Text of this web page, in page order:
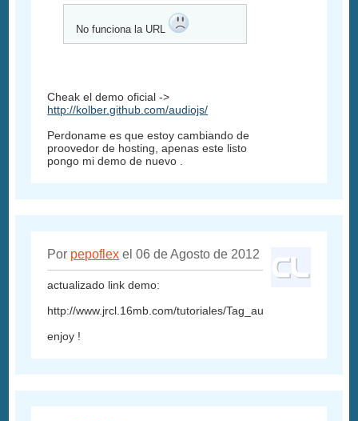
No funciona la URL
Cheak el demo oficial ->
http://kolber.github.com/audiojs/
Perdoname es que estoy cambiando de
proovedor de hosting, apenas este listo
pongo mi demo de nuevo .
Por pepoflex el 06 de Agosto de 2012
actualizado link demo:
http://www.jrcl.16mb.com/tutoriales/
enjoy !